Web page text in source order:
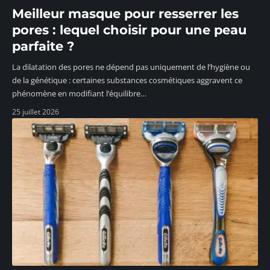
Meilleur masque pour resserrer les
pores : lequel choisir pour une peau
parfaite ?
La dilatation des pores ne dépend pas uniquement de l’hygiène ou
de la génétique : certaines substances cosmétiques aggravent ce
phénomène en modifiant l’équilibre…
25 juillet 2026